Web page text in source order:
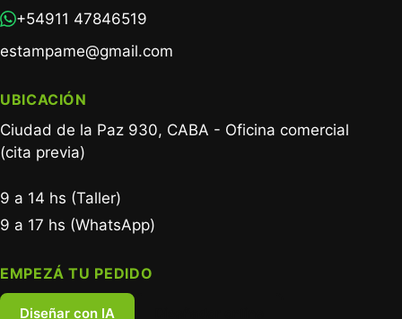
+54911 47846519
estampame@gmail.com
UBICACIÓN
Ciudad de la Paz 930, CABA - Oficina comercial
(cita previa)
9 a 14 hs (Taller)
9 a 17 hs (WhatsApp)
EMPEZÁ TU PEDIDO
Diseñar con IA